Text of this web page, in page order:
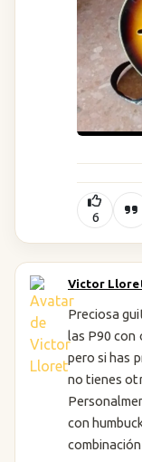
6
Victor
Preciosa
las P90 con
pero si has
no tienes
con